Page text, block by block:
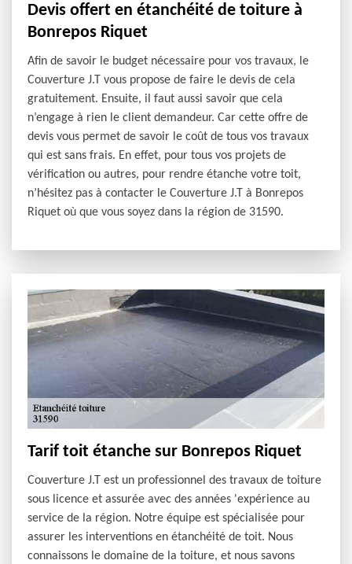
Devis offert en étanchéité de toiture à
Bonrepos Riquet
Afin de savoir le budget nécessaire pour vos travaux, le
Couverture J.T vous propose de faire le devis de cela
gratuitement. Ensuite, il faut aussi savoir que cela
n’engage à rien le client demandeur. Car cette offre de
devis vous permet de savoir le coût de tous vos travaux
qui est sans frais. En effet, pour tous vos projets de
vérification ou autres, pour rendre étanche votre toit,
n’hésitez pas à contacter le Couverture J.T à Bonrepos
Riquet où que vous soyez dans la région de 31590.
Tarif toit étanche sur Bonrepos Riquet
Couverture J.T est un professionnel des travaux de toiture
sous licence et assurée avec des années 'expérience au
service de la région. Notre équipe est spécialisée pour
assurer les interventions en étanchéité de toit. Nous
connaissons le domaine de la toiture, et nous savons